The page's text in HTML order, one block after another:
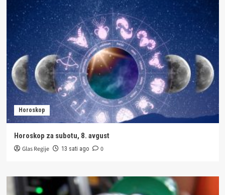
Horoskop
Horoskop za subotu, 8. avgust
Glas Regije 13 sati ago 0